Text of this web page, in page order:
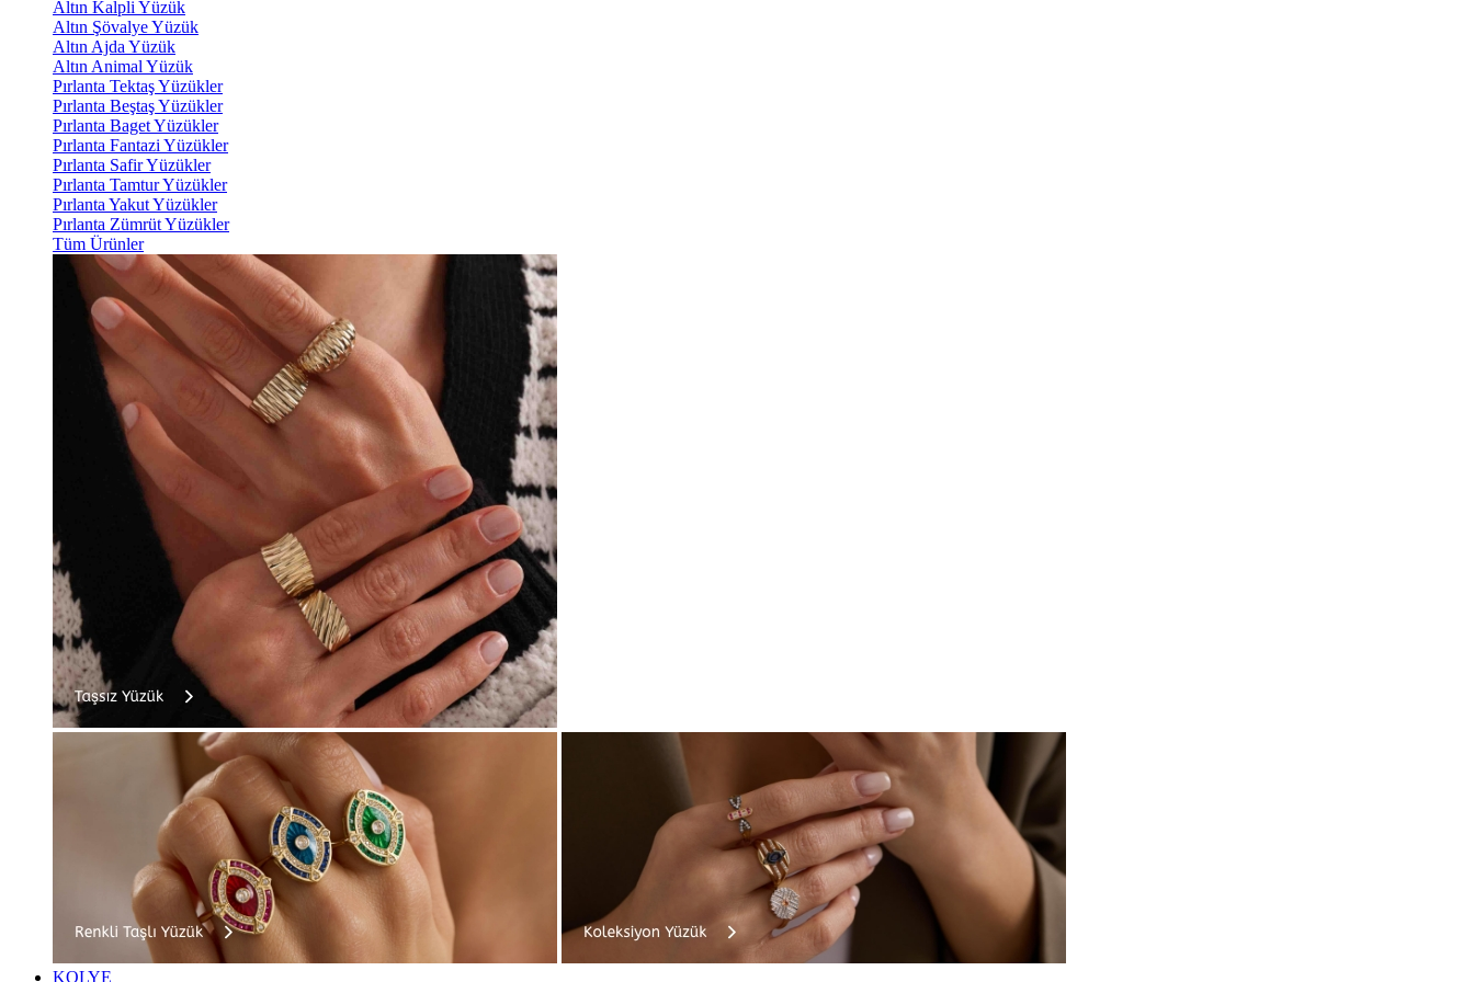
Altın Kalpli Yüzük
Altın Şövalye Yüzük
Altın Ajda Yüzük
Altın Animal Yüzük
Pırlanta Tektaş Yüzükler
Pırlanta Beştaş Yüzükler
Pırlanta Baget Yüzükler
Pırlanta Fantazi Yüzükler
Pırlanta Safir Yüzükler
Pırlanta Tamtur Yüzükler
Pırlanta Yakut Yüzükler
Pırlanta Zümrüt Yüzükler
Tüm Ürünler
KOLYE